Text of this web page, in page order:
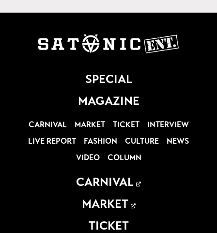
SPECIAL
MAGAZINE
CARNIVAL MARKET TICKET
INTERVIEW
LIVE REPORT
FASHION CULTURE
NEWS
VIDEO
COLUMN
CARNIVAL
MARKET
TICKET